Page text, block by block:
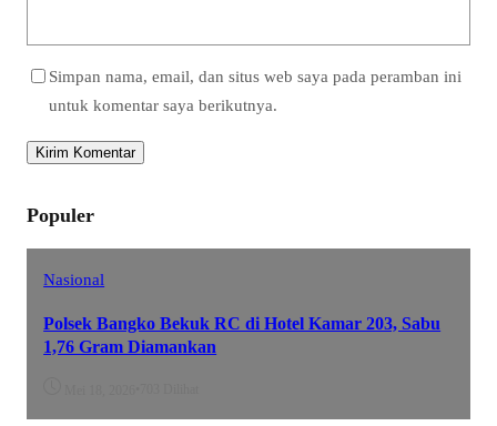
Simpan nama, email, dan situs web saya pada peramban ini
untuk komentar saya berikutnya.
Populer
Nasional
Polsek Bangko Bekuk RC di Hotel Kamar 203, Sabu
1,76 Gram Diamankan